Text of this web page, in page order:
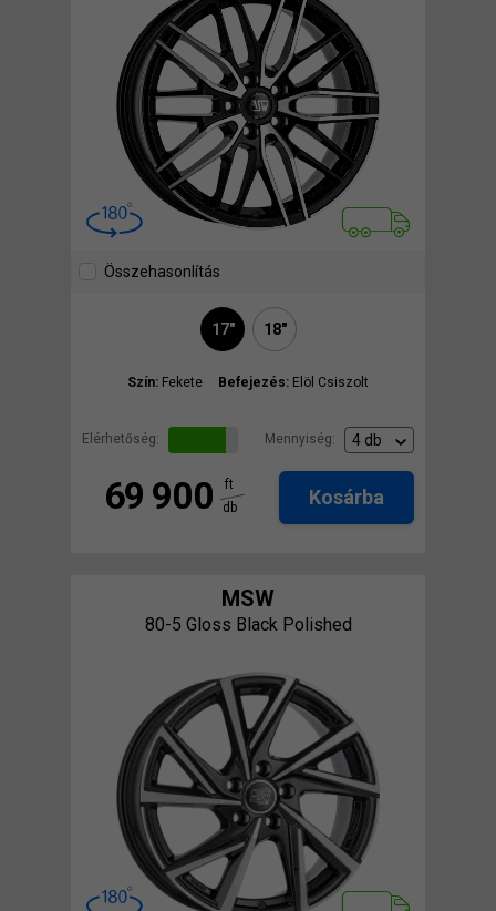
Összehasonlítás
17" 18"
Szín: Fekete Befejezés: Elöl Csiszolt
Elérhetőség: Mennyiség:
69 900
ft
db
Kosárba
MSW
80-5 Gloss Black Polished